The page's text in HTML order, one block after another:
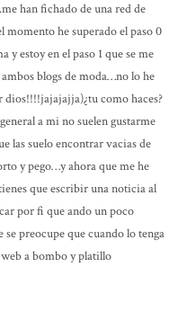
han fichado de una red de
momento he superado el paso 0
y estoy en el paso 1 que se me
blogs de moda…no lo he
dios!!!!jajajajja)¿tu como haces?
a mi no suelen gustarme
las suelo encontrar vacias de
y pego…y ahora que me he
que escribir una noticia al
por fi que ando un poco
preocupe que cuando lo tenga
a bombo y platillo